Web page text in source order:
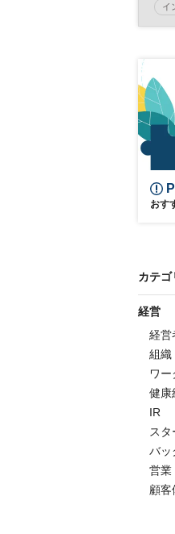
イ
おす
カテゴ
経営
経営
組織
ワー
健康
IR
ス
バッ
営業
顧客